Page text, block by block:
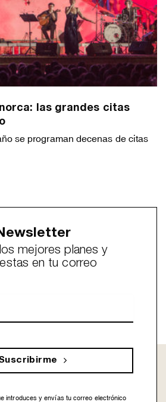
las grandes citas
se programan decenas de citas
mejores planes y
en tu correo
introduces y envías tu correo electrónico